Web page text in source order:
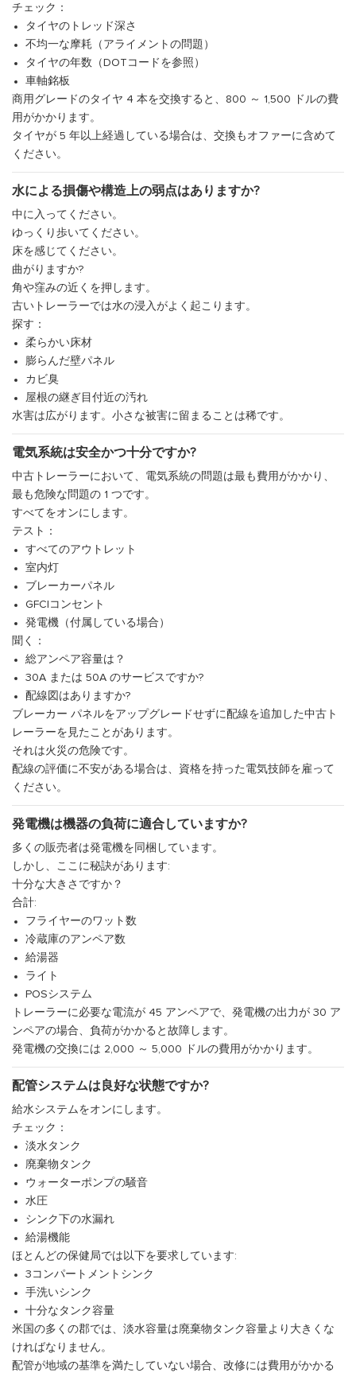
チェック：
タイヤのトレッド深さ
不均一な摩耗（アライメントの問題）
タイヤの年数（DOTコードを参照）
車軸銘板
商用グレードのタイヤ 4 本を交換すると、800 ～ 1,500 ドルの費
用がかかります。
タイヤが 5 年以上経過している場合は、交換もオファーに含めて
ください。
水による損傷や構造上の弱点はありますか?
中に入ってください。
ゆっくり歩いてください。
床を感じてください。
曲がりますか?
角や窪みの近くを押します。
古いトレーラーでは水の浸入がよく起こります。
探す：
柔らかい床材
膨らんだ壁パネル
カビ臭
屋根の継ぎ目付近の汚れ
水害は広がります。小さな被害に留まることは稀です。
電気系統は安全かつ十分ですか?
中古トレーラーにおいて、電気系統の問題は最も費用がかかり、
最も危険な問題の 1 つです。
すべてをオンにします。
テスト：
すべてのアウトレット
室内灯
ブレーカーパネル
GFCIコンセント
発電機（付属している場合）
聞く：
総アンペア容量は？
30A または 50A のサービスですか?
配線図はありますか?
ブレーカー パネルをアップグレードせずに配線を追加した中古ト
レーラーを見たことがあります。
それは火災の危険です。
配線の評価に不安がある場合は、資格を持った電気技師を雇って
ください。
発電機は機器の負荷に適合していますか?
多くの販売者は発電機を同梱しています。
しかし、ここに秘訣があります:
十分な大きさですか？
合計:
フライヤーのワット数
冷蔵庫のアンペア数
給湯器
ライト
POSシステム
トレーラーに必要な電流が 45 アンペアで、発電機の出力が 30 ア
ンペアの場合、負荷がかかると故障します。
発電機の交換には 2,000 ～ 5,000 ドルの費用がかかります。
配管システムは良好な状態ですか?
給水システムをオンにします。
チェック：
淡水タンク
廃棄物タンク
ウォーターポンプの騒音
水圧
シンク下の水漏れ
給湯機能
ほとんどの保健局では以下を要求しています:
3コンパートメントシンク
手洗いシンク
十分なタンク容量
米国の多くの郡では、淡水容量は廃棄物タンク容量より大きくな
ければなりません。
配管が地域の基準を満たしていない場合、改修には費用がかかる